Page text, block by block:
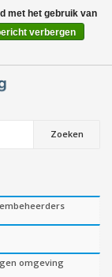
Zoeken
omgeving
met het gebruik van
verbergen